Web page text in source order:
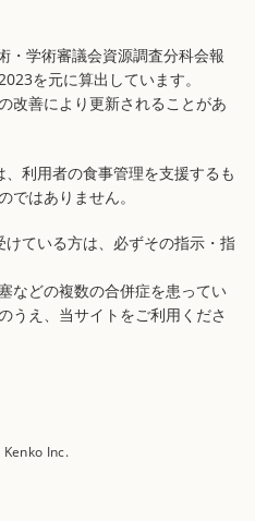
・学術審議会資源調査分科会報
を元に算出しています。
改善により更新されることがあ
利用者の食事管理を支援するも
ではありません。
ている方は、必ずその指示・指
などの複数の合併症を患ってい
うえ、当サイトをご利用くださ
Inc.